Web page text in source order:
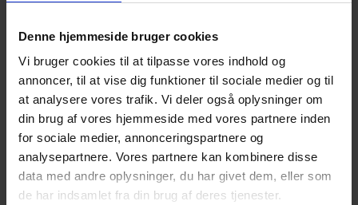
Denne hjemmeside bruger cookies
Vi bruger cookies til at tilpasse vores indhold og
annoncer, til at vise dig funktioner til sociale medier og til
at analysere vores trafik. Vi deler også oplysninger om
din brug af vores hjemmeside med vores partnere inden
for sociale medier, annonceringspartnere og
analysepartnere. Vores partnere kan kombinere disse
data med andre oplysninger, du har givet dem, eller som
de har indsamlet fra din brug af deres tjenester.
For år tilbage havde vi meget lokalt arbejde for efterladte
Minna Vejen Østergaard har med succes startet Walk &
Talk op i maj måned, og holder det igen i morgen søndag d.
6. juni, kl. 10.00 fra Løgstrup Skoles P-plads, se opslaget:
Walk & Talk – Løgstrup – Efterladte.dk
Vi vil nu se, om der er grundlag for at holde cafémøder i
Viborg. Minna har reserveret lokaler i De Frivilliges Hus i